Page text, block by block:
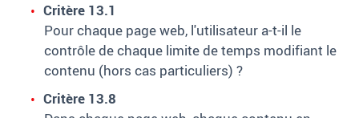
Critère 13.1
Pour chaque page web, l'utilisateur a-t-il le
contrôle de chaque limite de temps modifiant le
contenu (hors cas particuliers) ?
Critère 13.8